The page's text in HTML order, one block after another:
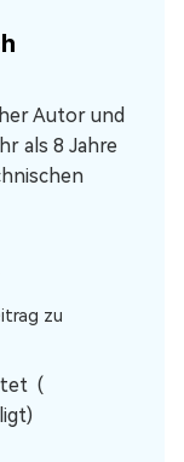
Autor und
als 8 Jahre
zu
(